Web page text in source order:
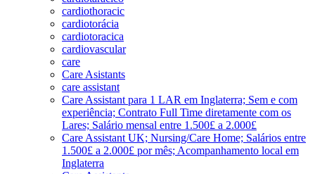
cardiothoracic
cardiotorácia
cardiotoracica
cardiovascular
care
Care Asistants
care assistant
Care Assistant para 1 LAR em Inglaterra; Sem e com
experiência; Contrato Full Time diretamente com os
Lares; Salário mensal entre 1.500£ a 2.000£
Care Assistant UK; Nursing/Care Home; Salários entre
1.500£ a 2.000£ por mês; Acompanhamento local em
Inglaterra